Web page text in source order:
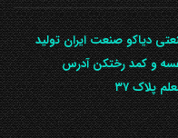
پلاک 55 کارگاه صنعتی دیاکو صنعت ایران تولید
و کمد رختکن آدرس
پلاک ۳۷